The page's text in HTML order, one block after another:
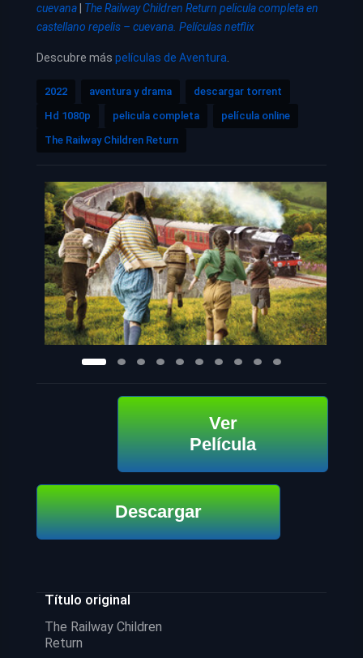
cuevana
The Railway Children Return pelicula completa en
castellano repelis – cuevana. Películas netflix
Descubre más películas de Aventura
2022 aventura y drama
descargar torrent
Hd 1080p
pelicula completa
película online
The Railway Children Return
Ver
Película
Descargar
Título original
The Railway Children
Return